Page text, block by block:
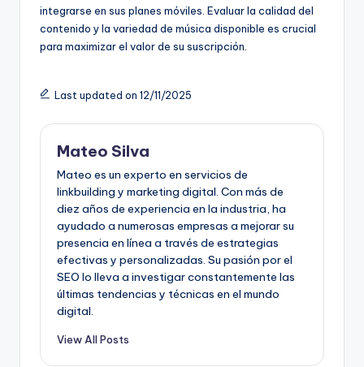
integrarse en sus planes móviles. Evaluar la calidad del
contenido y la variedad de música disponible es crucial
para maximizar el valor de su suscripción.
Last updated on 12/11/2025
Mateo Silva
Mateo es un experto en servicios de
linkbuilding y marketing digital. Con más de
diez años de experiencia en la industria, ha
ayudado a numerosas empresas a mejorar su
presencia en línea a través de estrategias
efectivas y personalizadas. Su pasión por el
SEO lo lleva a investigar constantemente las
últimas tendencias y técnicas en el mundo
digital.
View All Posts